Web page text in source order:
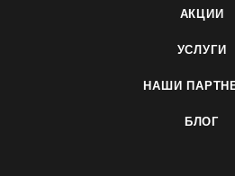
АКЦИИ
УСЛУГИ
НАШИ
БЛОГ